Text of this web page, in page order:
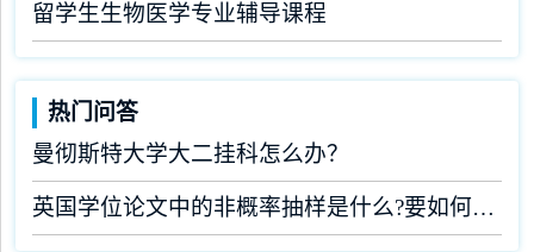
留学生生物医学专业辅导课程
热门问答
曼彻斯特大学大二挂科怎么办？
英国学位论文中的非概率抽样是什么?要如何完成?